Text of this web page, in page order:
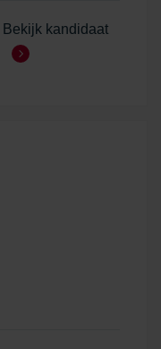
Bekijk kandidaat